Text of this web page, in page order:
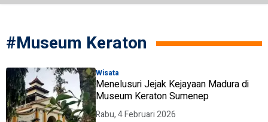
#Museum Keraton
Wisata
Menelusuri Jejak Kejayaan Madura di
Museum Keraton Sumenep
Rabu, 4 Februari 2026